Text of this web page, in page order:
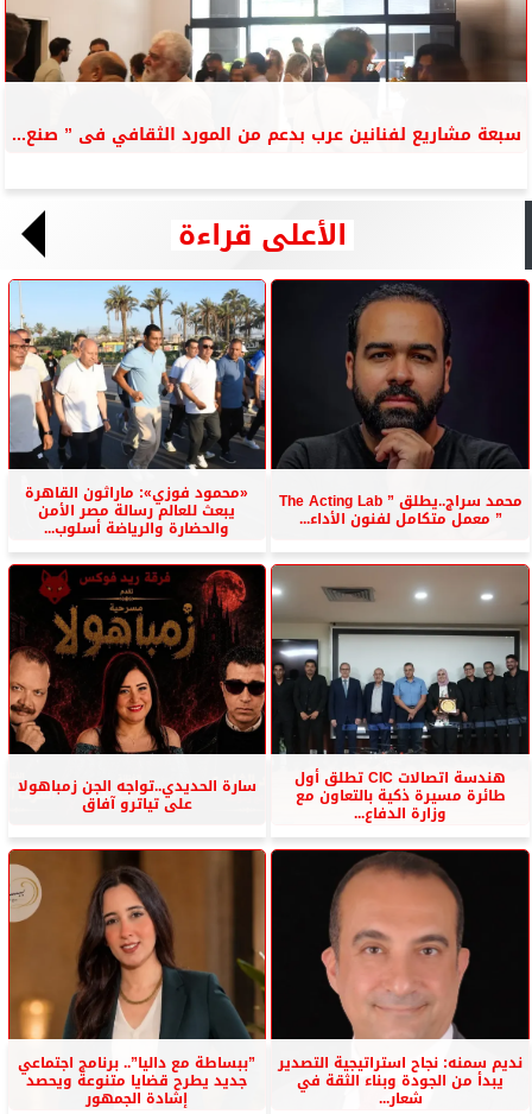
سبعة مشاريع لفنانين عرب بدعم من المورد الثقافي فى ” صنع...
الأعلى قراءة
محمد سراج..يطلق ” The Acting Lab
” معمل متكامل لفنون الأداء...
«محمود فوزي»: ماراثون القاهرة
يبعث للعالم رسالة مصر الأمن
والحضارة والرياضة أسلوب...
هندسة اتصالات CIC تطلق أول
طائرة مسيرة ذكية بالتعاون مع
وزارة الدفاع...
سارة الحديدي..تواجه الجن زمباهولا
على تياترو آفاق
نديم سمنه: نجاح استراتيجية التصدير
يبدأ من الجودة وبناء الثقة في
شعار...
”ببساطة مع داليا”.. برنامج اجتماعي
جديد يطرح قضايا متنوعة ويحصد
إشادة الجمهور